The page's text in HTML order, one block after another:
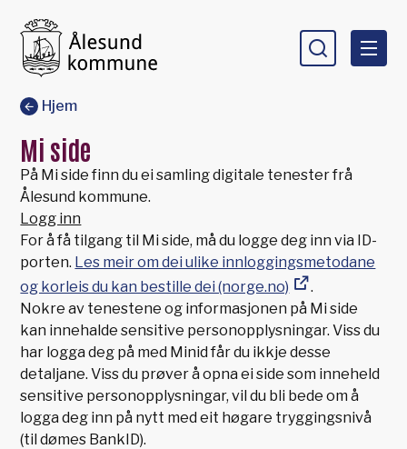
Du er her:
Hjem
Mi side
På Mi side finn du ei samling digitale tenester frå
Ålesund kommune.
Logg inn
For å få tilgang til Mi side, må du logge deg inn via ID-
porten. Les meir om dei ulike innloggingsmetodane
og korleis du kan bestille dei (norge.no)
.
Nokre av tenestene og informasjonen på Mi side
kan innehalde sensitive personopplysningar. Viss du
har logga deg på med Minid får du ikkje desse
detaljane. Viss du prøver å opna ei side som inneheld
sensitive personopplysningar, vil du bli bede om å
logga deg inn på nytt med eit høgare tryggingsnivå
(til dømes BankID).